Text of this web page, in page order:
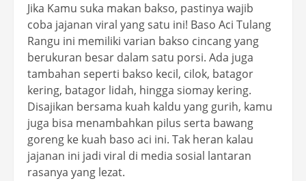
Jika Kamu suka makan bakso, pastinya wajib
coba jajanan viral yang satu ini! Baso Aci Tulang
Rangu ini memiliki varian bakso cincang yang
berukuran besar dalam satu porsi. Ada juga
tambahan seperti bakso kecil, cilok, batagor
kering, batagor lidah, hingga siomay kering.
Disajikan bersama kuah kaldu yang gurih, kamu
juga bisa menambahkan pilus serta bawang
goreng ke kuah baso aci ini. Tak heran kalau
jajanan ini jadi viral di media sosial lantaran
rasanya yang lezat.